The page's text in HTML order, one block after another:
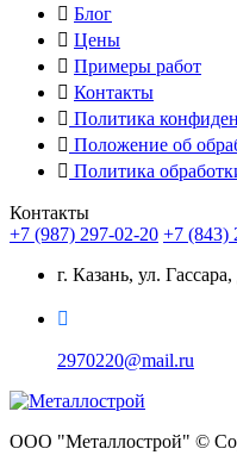
Блог
Цены
Примеры работ
Контакты
Политика
Положение об
Политика
Контакты
+7 (987) 297-02-20 +7 (843)
г. Казань, ул.
2970220@mail.ru
ООО "Металлострой" ©